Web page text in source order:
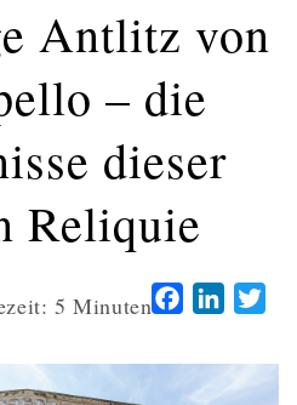
Antlitz von
– die
dieser
Reliquie
5 Minuten Facebook